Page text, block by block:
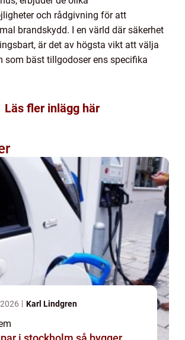
och rådgivning för att
brandskydd. I en värld där säkerhet
är det av högsta vikt att välja
som bäst tillgodoser ens specifika
Läs fler inlägg här
Karl Lindgren